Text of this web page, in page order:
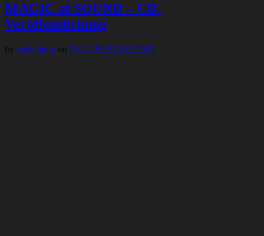
MAGIC of SOUND – CD-
Veröffentlichung
by webadmin on 20.12.202320.12.2023